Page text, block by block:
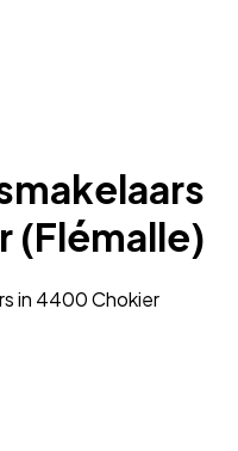
(Flémalle)
in 4400 Chokier